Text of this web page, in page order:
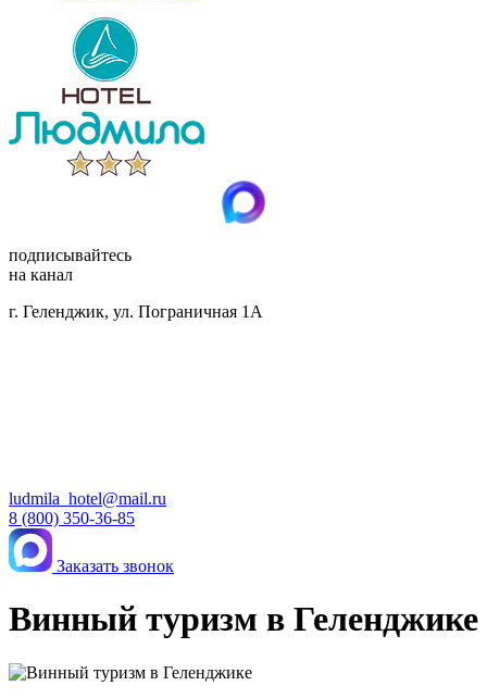
подписывайтесь
на канал
г. Геленджик, ул. Пограничная 1А
ludmila_hotel@mail.ru
8 (800) 350-36-85
Заказать звонок
Винный туризм в Геленджике